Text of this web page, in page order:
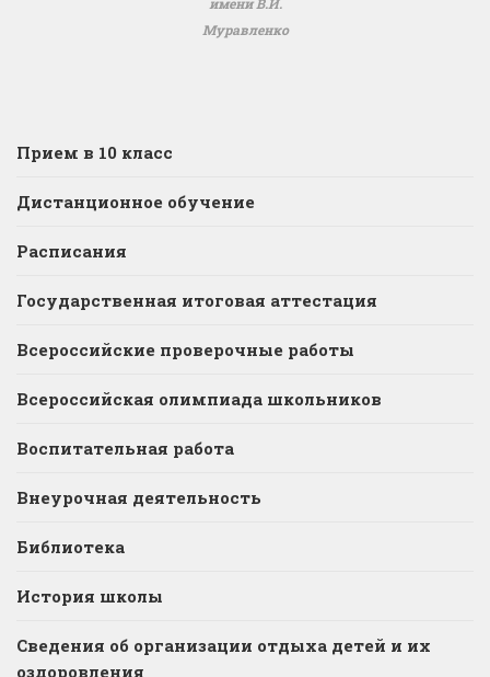
Муравленко
Прием в 10 класс
Дистанционное обучение
Расписания
Государственная итоговая аттестация
Всероссийские проверочные работы
Всероссийская олимпиада школьников
Воспитательная работа
Внеурочная деятельность
Библиотека
История школы
Сведения об организации отдыха детей и их
оздоровления